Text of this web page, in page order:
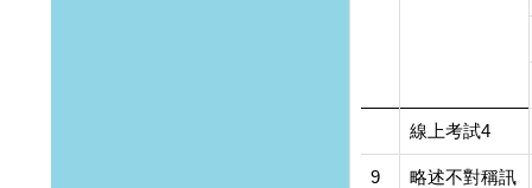
線上考試4
9
略述不對稱訊